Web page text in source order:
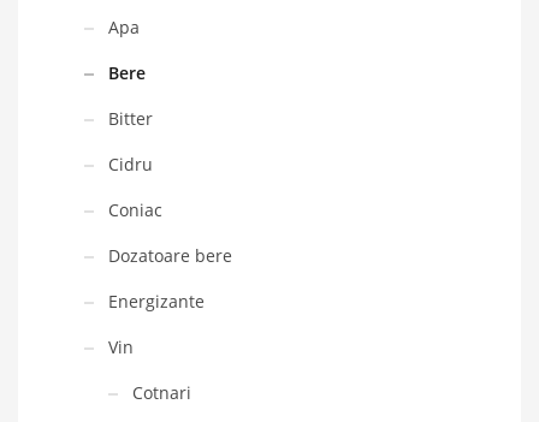
Apa
Bere
Bitter
Cidru
Coniac
Dozatoare bere
Energizante
Vin
Cotnari